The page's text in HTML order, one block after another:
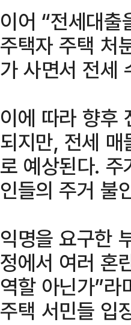
이어 “전세대
주택자 주택 처
가 사면서 전세
이에 따라 향후
되지만, 전세
로 예상된다.
인들의 주거 불
익명을 요구한
정에서 여러 혼
역할 아닌가”
주택 서민들 입